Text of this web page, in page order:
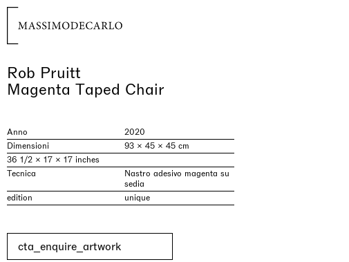
Rob Pruitt
Magenta Taped Chair
Anno
2020
Dimensioni
93 × 45 × 45 cm
36 1/2 × 17 × 17 inches
Tecnica
Nastro adesivo magenta su
sedia
edition
unique
cta_enquire_artwork